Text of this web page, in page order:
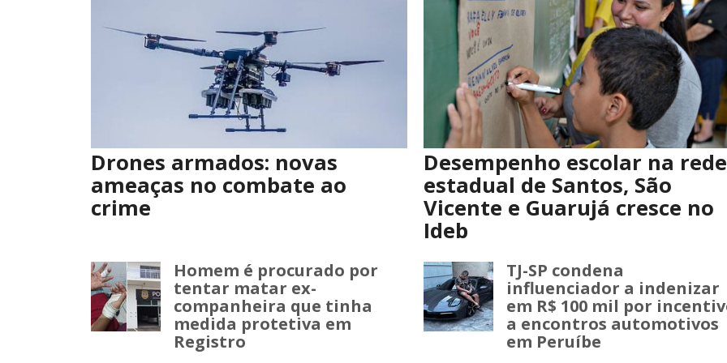
Drones armados: novas
ameaças no combate ao
crime
Desempenho escolar na rede
estadual de Santos, São
Vicente e Guarujá cresce no
Ideb
Homem é procurado por
tentar matar ex-
companheira que tinha
medida protetiva em
Registro
TJ-SP condena
influenciador a indenizar
em R$ 100 mil por
a encontros automotivos
em Peruíbe